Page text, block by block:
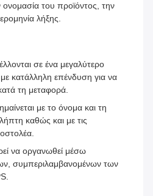
ονομασία του προϊόντος, την
λήξης.
σε ένα μεγαλύτερο
κατάλληλη επένδυση για να
τη μεταφορά.
με το όνομα και τη
καθώς και με τις
να οργανωθεί μέσω
συμπεριλαμβανομένων των